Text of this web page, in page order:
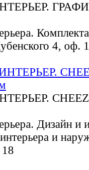
4, оф.
CHEEZ,
Дизайн и
и